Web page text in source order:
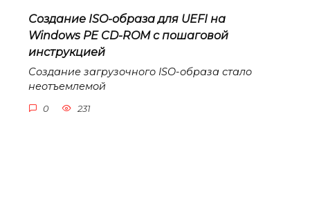
Создание ISO-образа для UEFI на
Windows PE CD-ROM с пошаговой
инструкцией
Создание загрузочного ISO-образа стало
неотъемлемой
0 231